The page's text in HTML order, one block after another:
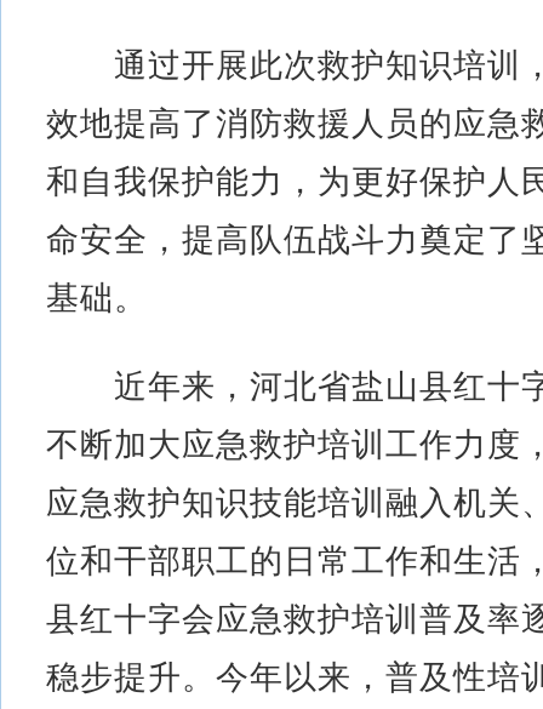
通过开展此次救护知识培训
效地提高了消防救援人员的应急
和自我保护能力，为更好保护人
命安全，提高队伍战斗力奠定了
基础。
近年来，河北省盐山县红十
不断加大应急救护培训工作力度
应急救护知识技能培训融入机关
位和干部职工的日常工作和生活
县红十字会应急救护培训普及率
稳步提升。今年以来，普及性培